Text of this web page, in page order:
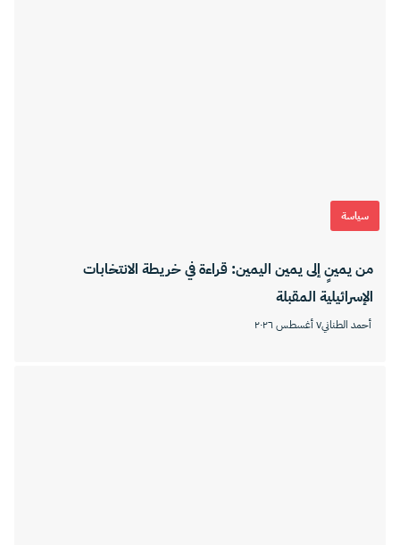
سياسة
من يمينٍ إلى يمين اليمين: قراءة في خريطة الانتخابات
الإسرائيلية المقبلة
أحمد الطناني٧ أغسطس ٢٠٢٦